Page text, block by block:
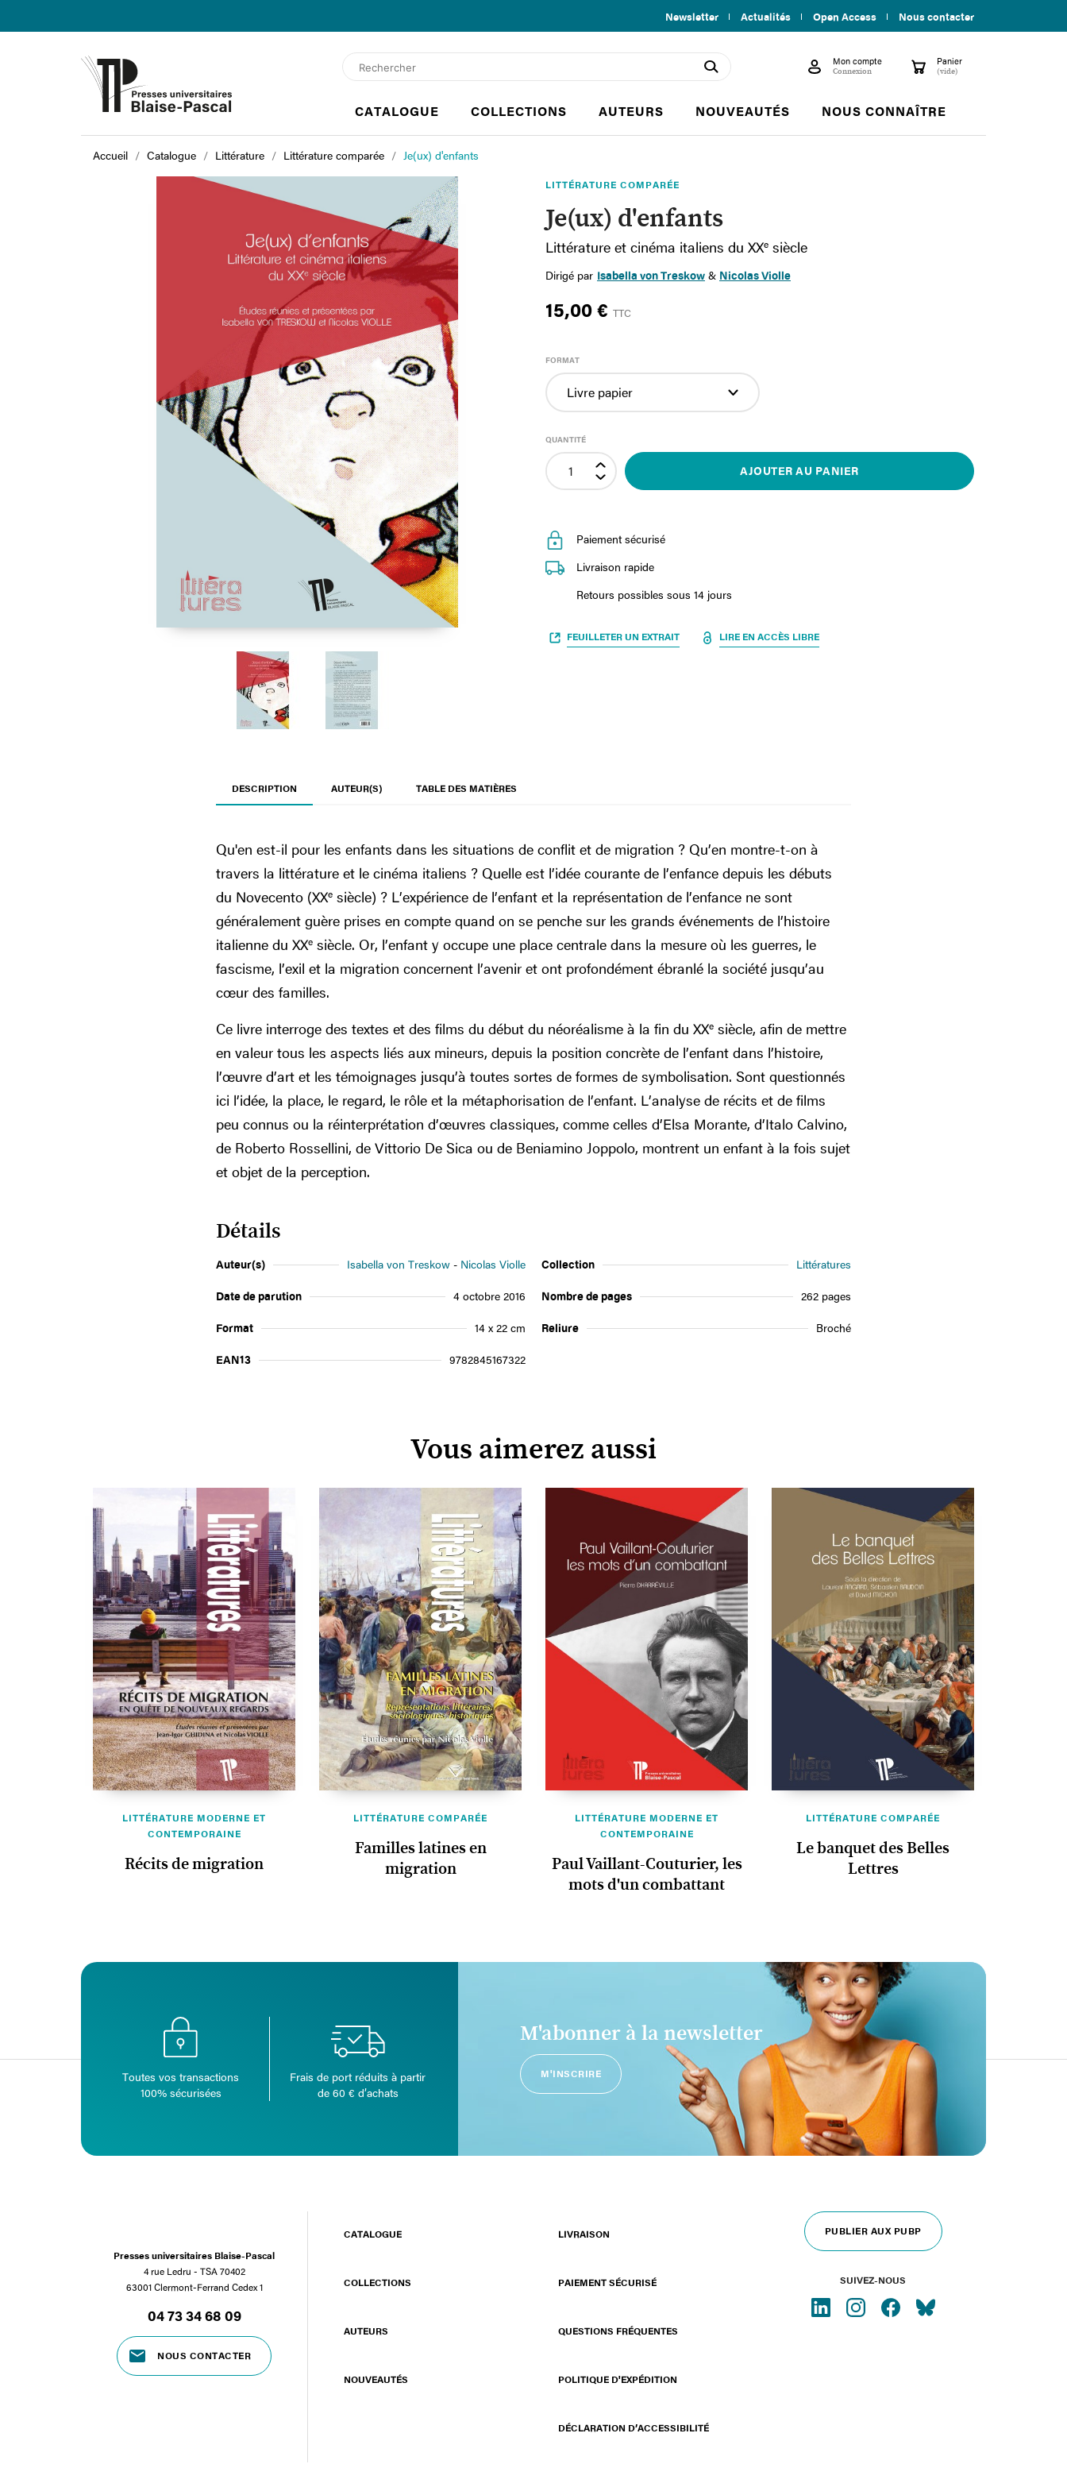
Newsletter Actualités Open Access Nous contacter
search  Mon compte
Connexion shopping_cart Panier
(vide)
CATALOGUE COLLECTIONS AUTEURS NOUVEAUTÉS NOUS CONNAÎTRE
Accueil Catalogue Littérature Littérature comparée Je(ux) d'enfants
LITTÉRATURE COMPARÉE
Je(ux) d'enfants
Littérature et cinéma italiens du XXe siècle
Dirigé par Isabella von Treskow & Nicolas Violle
15,00 € TTC
FORMAT
QUANTITÉ
AJOUTER AU PANIER
Paiement sécurisé
Livraison rapide
Retours possibles sous 14 jours
FEUILLETER UN EXTRAIT LIRE EN ACCÈS LIBRE
DESCRIPTION AUTEUR(S) TABLE DES MATIÈRES
Qu'en est-il pour les enfants dans les situations de conflit et de migration ? Qu’en montre-t-on à
travers la littérature et le cinéma italiens ? Quelle est l’idée courante de l’enfance depuis les débuts
du Novecento (XXe siècle) ? L’expérience de l’enfant et la représentation de l’enfance ne sont
généralement guère prises en compte quand on se penche sur les grands événements de l’histoire
italienne du XXe siècle. Or, l’enfant y occupe une place centrale dans la mesure où les guerres, le
fascisme, l’exil et la migration concernent l’avenir et ont profondément ébranlé la société jusqu’au
cœur des familles.
Ce livre interroge des textes et des films du début du néoréalisme à la fin du XXe siècle, afin de mettre
en valeur tous les aspects liés aux mineurs, depuis la position concrète de l’enfant dans l’histoire,
l’œuvre d’art et les témoignages jusqu’à toutes sortes de formes de symbolisation. Sont questionnés
ici l’idée, la place, le regard, le rôle et la métaphorisation de l’enfant. L’analyse de récits et de films
peu connus ou la réinterprétation d’œuvres classiques, comme celles d’Elsa Morante, d’Italo Calvino,
de Roberto Rossellini, de Vittorio De Sica ou de Beniamino Joppolo, montrent un enfant à la fois sujet
et objet de la perception.
Détails
Auteur(s) Isabella von Treskow Nicolas Violle Collection Littératures
Date de parution 4 octobre 2016 Nombre de pages 262 pages
Format 14 x 22 cm Reliure Broché
EAN13 9782845167322
Vous aimerez aussi
LITTÉRATURE MODERNE ET
CONTEMPORAINE
Récits de migration
LITTÉRATURE COMPARÉE
Familles latines en
migration
LITTÉRATURE MODERNE ET
CONTEMPORAINE
Paul Vaillant-Couturier, les
mots d'un combattant
LITTÉRATURE COMPARÉE
Le banquet des Belles
Lettres
Toutes vos transactions
100% sécurisées
Frais de port réduits à partir
de 60 € d’achats
M'abonner à la newsletter
M'INSCRIRE
Presses universitaires Blaise-Pascal
4 rue Ledru - TSA 70402
63001 Clermont-Ferrand Cedex 1
04 73 34 68 09
NOUS CONTACTER
CATALOGUE
COLLECTIONS
AUTEURS
NOUVEAUTÉS
LIVRAISON
PAIEMENT SÉCURISÉ
QUESTIONS FRÉQUENTES
POLITIQUE D'EXPÉDITION
DÉCLARATION D’ACCESSIBILITÉ
PUBLIER AUX PUBP
SUIVEZ-NOUS